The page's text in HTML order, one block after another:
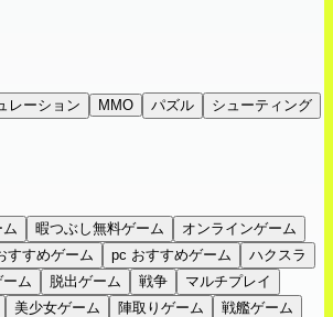
レーション MMO パズル
シューティング
ム 暇つぶし無料ゲーム
オンラインゲーム
すすめゲーム pc おすすめゲーム
ハクスラ
ーム 脱出ゲーム 戦争
マルチプレイ
美少女ゲーム 陣取りゲーム
戦艦ゲーム